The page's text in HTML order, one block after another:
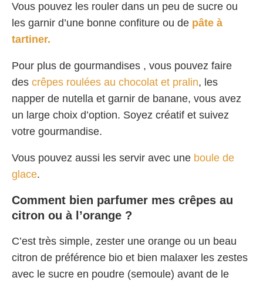
Vous pouvez les rouler dans un peu de sucre ou
les garnir d’une bonne confiture ou de pâte à
tartiner.
Pour plus de gourmandises , vous pouvez faire
des crêpes roulées au chocolat et pralin, les
napper de nutella et garnir de banane, vous avez
un large choix d’option. Soyez créatif et suivez
votre gourmandise.
Vous pouvez aussi les servir avec une boule de
glace.
Comment bien parfumer mes crêpes au
citron ou à l’orange ?
C’est très simple, zester une orange ou un beau
citron de préférence bio et bien malaxer les zestes
avec le sucre en poudre (semoule) avant de le